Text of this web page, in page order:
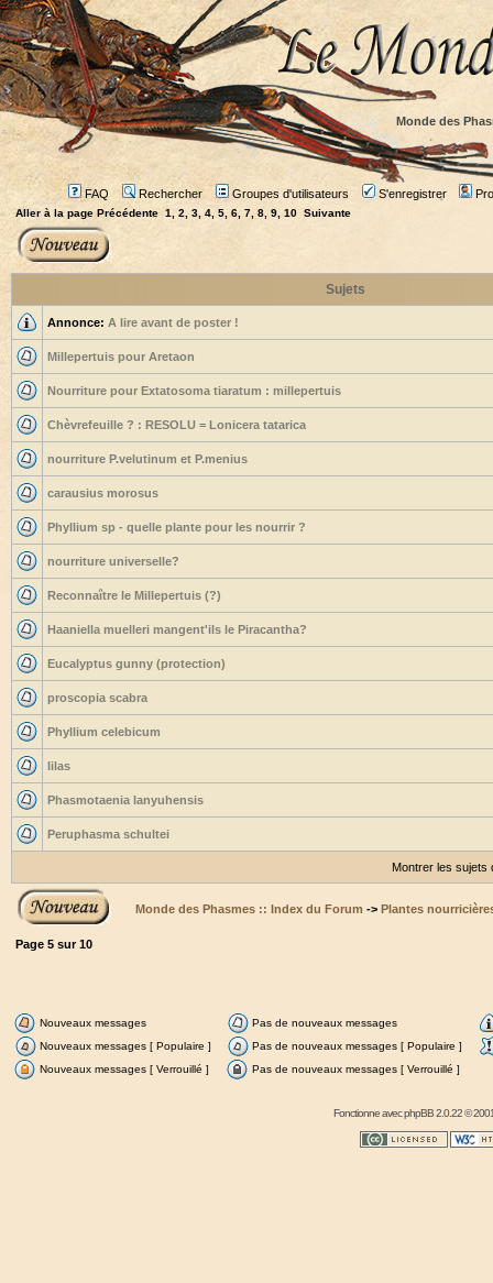
Monde des
FAQ Rechercher Groupes d'utilisateurs S'enregistrer
Aller à la page Précédente 1 2 3 4 5 6 7 8 9 10 Suivante
Sujets
Annonce: A lire avant de poster !
Millepertuis pour Aretaon
Nourriture pour Extatosoma tiaratum : millepertuis
Chèvrefeuille ? : RESOLU = Lonicera tatarica
nourriture P.velutinum et P.menius
carausius morosus
Phyllium sp - quelle plante pour les nourrir ?
nourriture universelle?
Reconnaître le Millepertuis (?)
Haaniella muelleri mangent'ils le Piracantha?
Eucalyptus gunny (protection)
proscopia scabra
Phyllium celebicum
lilas
Phasmotaenia lanyuhensis
Peruphasma schultei
Montrer les sujets
Monde des Phasmes :: Index du Forum -> Plantes
Page 5 sur10
Nouveaux messages
Pas de nouveaux messages
Nouveaux messages [ Populaire ]
Pas de nouveaux messages [ Populaire ]
Nouveaux messages [ Verrouillé ]
Pas de nouveaux messages [ Verrouillé ]
Fonctionne avecphpBB2.0.22 ©